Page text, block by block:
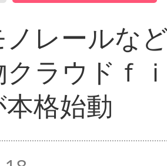
ノレールな
クラウドｆ
格始動